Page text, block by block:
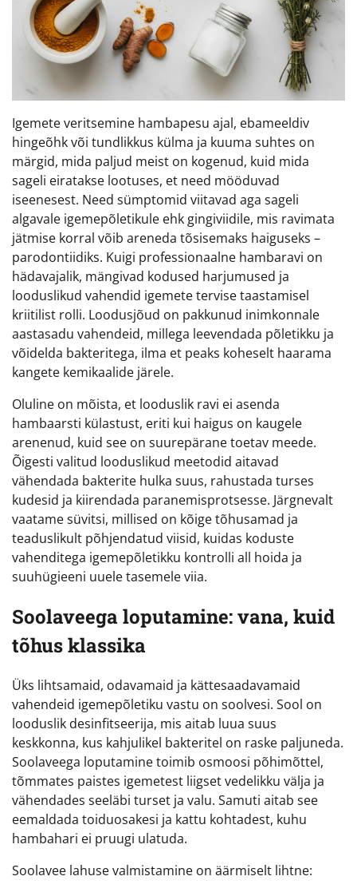
Igemete veritsemine hambapesu ajal, ebameeldiv
hingeõhk või tundlikkus külma ja kuuma suhtes on
märgid, mida paljud meist on kogenud, kuid mida
sageli eiratakse lootuses, et need mööduvad
iseenesest. Need sümptomid viitavad aga sageli
algavale igemepõletikule ehk gingiviidile, mis ravimata
jätmise korral võib areneda tõsisemaks haiguseks –
parodontiidiks. Kuigi professionaalne hambaravi on
hädavajalik, mängivad kodused harjumused ja
looduslikud vahendid igemete tervise taastamisel
kriitilist rolli. Loodusjõud on pakkunud inimkonnale
aastasadu vahendeid, millega leevendada põletikku ja
võidelda bakteritega, ilma et peaks koheselt haarama
kangete kemikaalide järele.
Oluline on mõista, et looduslik ravi ei asenda
hambaarsti külastust, eriti kui haigus on kaugele
arenenud, kuid see on suurepärane toetav meede.
Õigesti valitud looduslikud meetodid aitavad
vähendada bakterite hulka suus, rahustada turses
kudesid ja kiirendada paranemisprotsesse. Järgnevalt
vaatame süvitsi, millised on kõige tõhusamad ja
teaduslikult põhjendatud viisid, kuidas koduste
vahenditega igemepõletikku kontrolli all hoida ja
suuhügieeni uuele tasemele viia.
Soolaveega loputamine: vana, kuid
tõhus klassika
Üks lihtsamaid, odavamaid ja kättesaadavamaid
vahendeid igemepõletiku vastu on soolvesi. Sool on
looduslik desinfitseerija, mis aitab luua suus
keskkonna, kus kahjulikel bakteritel on raske paljuneda.
Soolaveega loputamine toimib osmoosi põhimõttel,
tõmmates paistes igemetest liigset vedelikku välja ja
vähendades seeläbi turset ja valu. Samuti aitab see
eemaldada toiduosakesi ja kattu kohtadest, kuhu
hambahari ei pruugi ulatuda.
Soolavee lahuse valmistamine on äärmiselt lihtne: